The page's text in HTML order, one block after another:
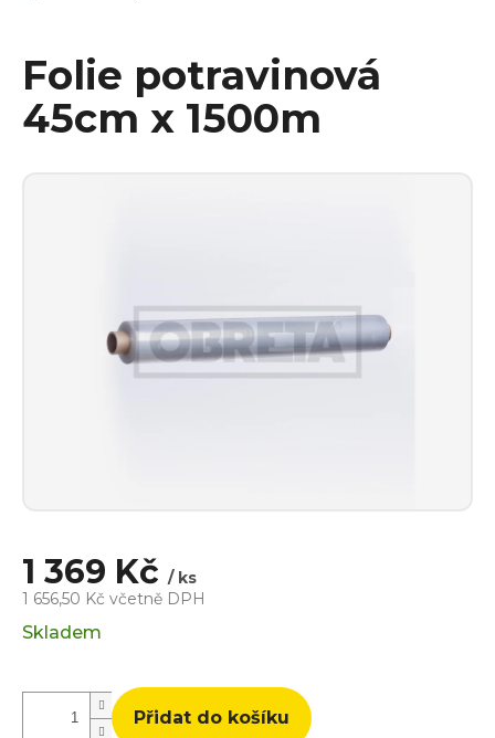
Folie potravinová
45cm x 1500m
1 369 Kč / ks
1 656,50 Kč včetně DPH
Měrná
Skladem
Přidat do košíku